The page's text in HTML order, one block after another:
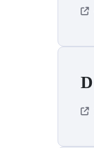
D